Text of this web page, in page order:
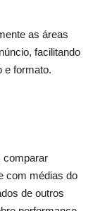
as áreas
facilitando
e formato.
comparar
com médias do
de outros